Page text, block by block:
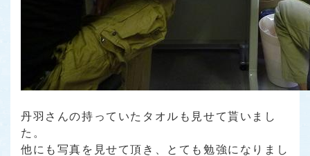
丹羽さんの持っていたタオルも見せて貰いまし
た。
他にも写真を見せて頂き、とても勉強になりまし